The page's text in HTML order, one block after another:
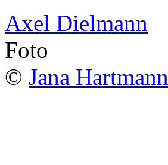
Axel Dielmann
Foto
© Jana Hartmann